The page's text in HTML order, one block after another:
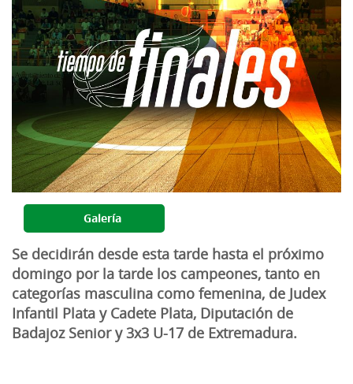
Galería
Se decidirán desde esta tarde hasta el próximo
domingo por la tarde los campeones, tanto en
categorías masculina como femenina, de Judex
Infantil Plata y Cadete Plata, Diputación de
Badajoz Senior y 3x3 U-17 de Extremadura.